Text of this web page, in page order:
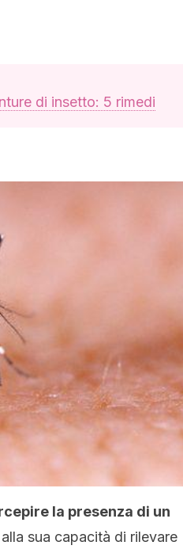
di insetto: 5 rimedi
la presenza di un
sua capacità di rilevare